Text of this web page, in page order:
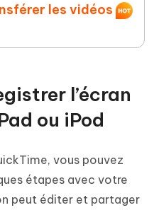
les vidéos
l’écran
ou iPod
vous pouvez
étapes avec votre
peut éditer et partager